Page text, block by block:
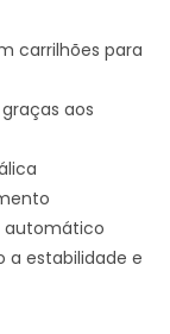
carrilhões para
aos
automático
a estabilidade e